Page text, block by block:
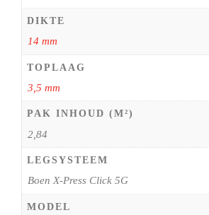
DIKTE
14 mm
TOPLAAG
3,5 mm
PAK INHOUD (M²)
2,84
LEGSYSTEEM
Boen X-Press Click 5G
MODEL